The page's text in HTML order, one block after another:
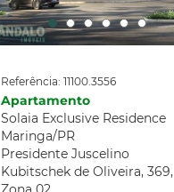
Referência: 11100.3556
Apartamento
Solaia Exclusive Residence
Maringa/PR
Presidente Juscelino
Kubitschek de Oliveira, 369,